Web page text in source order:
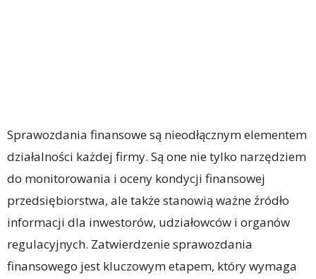
Sprawozdania finansowe są nieodłącznym elementem
działalności każdej firmy. Są one nie tylko narzędziem
do monitorowania i oceny kondycji finansowej
przedsiębiorstwa, ale także stanowią ważne źródło
informacji dla inwestorów, udziałowców i organów
regulacyjnych. Zatwierdzenie sprawozdania
finansowego jest kluczowym etapem, który wymaga